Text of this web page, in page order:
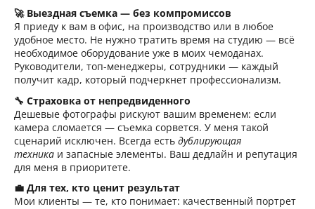
🚀 Выездная съемка — без компромиссов
Я приеду к вам в офис, на производство или в любое
удобное место. Не нужно тратить время на студию — всё
необходимое оборудование уже в моих чемоданах.
Руководители, топ-менеджеры, сотрудники — каждый
получит кадр, который подчеркнет профессионализм.
🔧 Страховка от непредвиденного
Дешевые фотографы рискуют вашим временем: если
камера сломается — съемка сорвется. У меня такой
сценарий исключен. Всегда есть дублирующая
техника и запасные элементы. Ваш дедлайн и репутация
для меня в приоритете.
💼 Для тех, кто ценит результат
Мои клиенты — те, кто понимает: качественный портрет